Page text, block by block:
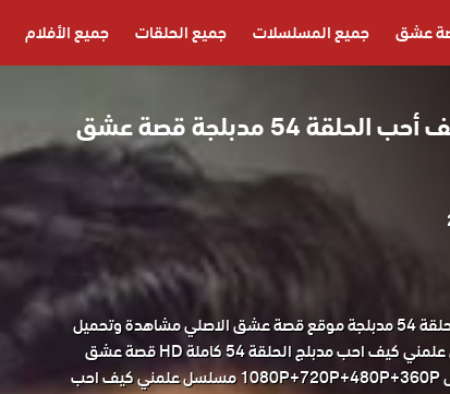
عشق جميع المسلسلات جميع الحلقات جميع الأفلام
مسلسل علمني كيف أحب الحلقة 54 مدبلجة قصة عشق
مسلسل علمني كيف احب الحلقة 54 مدبلجة موقع قصة عشق الاصلي مشاهدة وتحميل
حصريا مسلسل الدراما التركي علمني كيف احب مدبلج الحلقة 54 كاملة HD قصة عشق
باكثر من جودة مناسبة للجوال 1080P+720P+480P+360P مسلسل علمني كيف احب